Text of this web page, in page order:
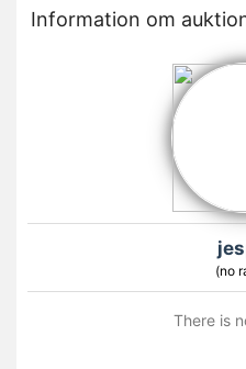
Information om
(no
There is